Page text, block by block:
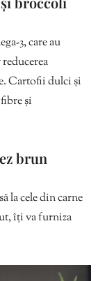
3, care au
Cartofii dulci și
și
brun
la cele din carne
îți va furniza